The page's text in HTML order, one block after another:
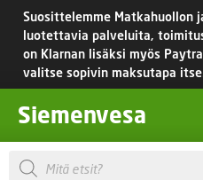
Siirry
sisältöön
Suosittelemme Matkahuollon
luotettavia palveluita,
on Klarnan lisäksi myös
valitse sopivin maksutapa
Siemenvesa
Products
search